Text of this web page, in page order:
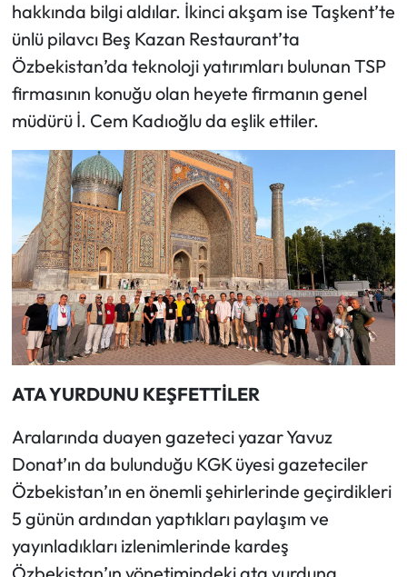
hakkında bilgi aldılar. İkinci akşam ise Taşkent’te
ünlü pilavcı Beş Kazan Restaurant’ta
Özbekistan’da teknoloji yatırımları bulunan TSP
firmasının konuğu olan heyete firmanın genel
müdürü İ. Cem Kadıoğlu da eşlik ettiler.
ATA YURDUNU KEŞFETTİLER
Aralarında duayen gazeteci yazar Yavuz
Donat’ın da bulunduğu KGK üyesi gazeteciler
Özbekistan’ın en önemli şehirlerinde geçirdikleri
5 günün ardından yaptıkları paylaşım ve
yayınladıkları izlenimlerinde kardeş
Yayla Haber
Yemek Tarifleri